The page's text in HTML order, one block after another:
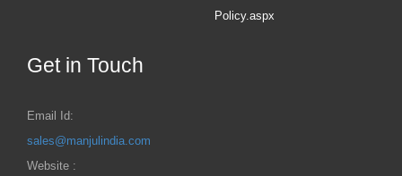
Policy.aspx
Get in Touch
Email Id:
sales@manjulindia.com
Website :